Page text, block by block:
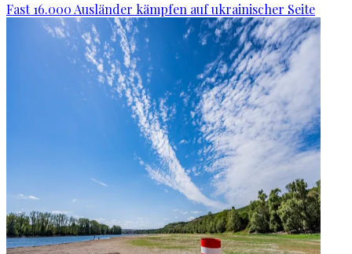
Fast 16.000 Ausländer kämpfen auf ukrainischer Seite